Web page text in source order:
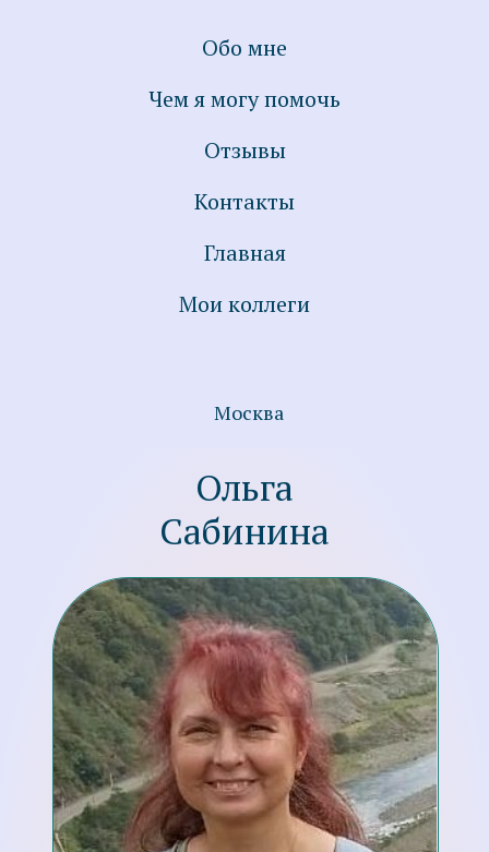
Обо мне
Чем я могу помочь
Отзывы
Контакты
Главная
Мои коллеги
Москва
Розен-практик